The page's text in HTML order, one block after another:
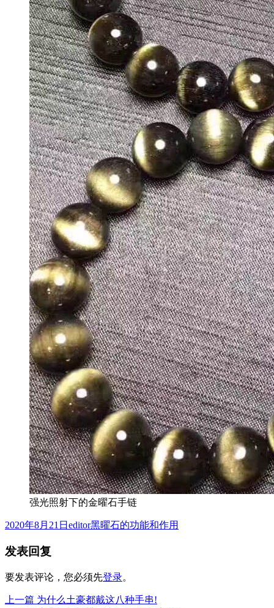
强光照射下的金曜石手链
发
于
2020年8月21日 作
editor分
黑曜石的功能和作用
发表回复
要发表评论，您必须先登录。
文
上一篇 上
为什么土豪都戴这八种手串!